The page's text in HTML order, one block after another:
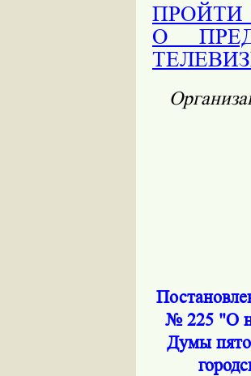
О
№ 225 "О
Думы